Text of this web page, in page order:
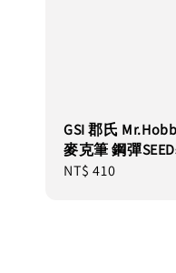
GSI 郡氏
麥克筆 鋼彈
Regular
NT$ 410